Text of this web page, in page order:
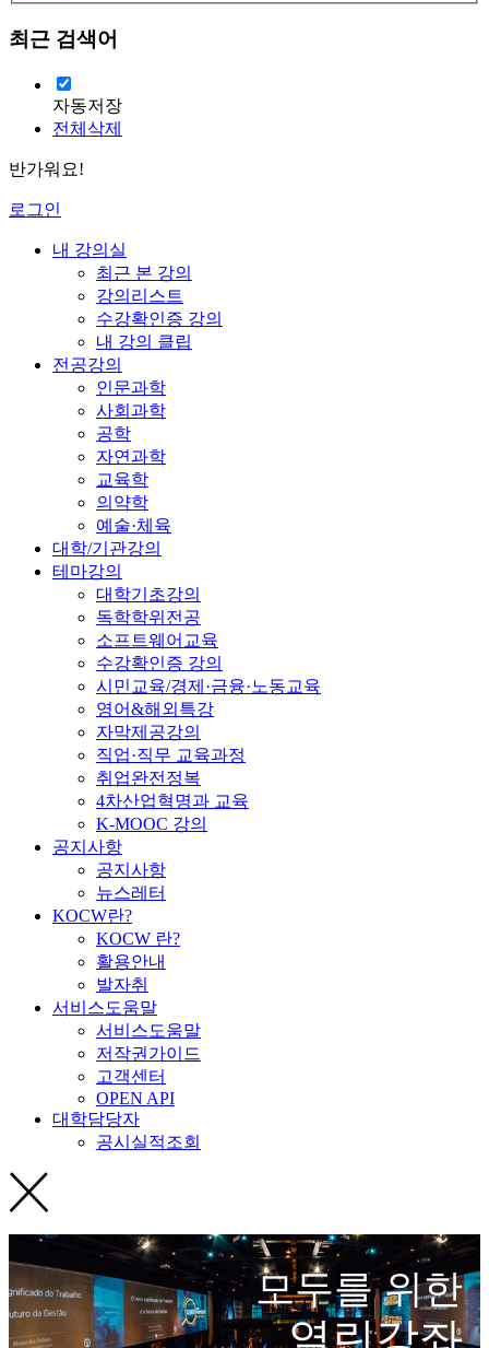
최근 검색어
자동저장
전체삭제
반가워요!
로그인
내 강의실
최근 본 강의
강의리스트
수강확인증 강의
내 강의 클립
전공강의
인문과학
사회과학
공학
자연과학
교육학
의약학
예술·체육
대학/기관강의
테마강의
대학기초강의
독학학위전공
소프트웨어교육
수강확인증 강의
시민교육/경제·금융·노동교육
영어&해외특강
자막제공강의
직업·직무 교육과정
취업완전정복
4차산업혁명과 교육
K-MOOC 강의
공지사항
공지사항
뉴스레터
KOCW란?
KOCW 란?
활용안내
발자취
서비스도움말
서비스도움말
저작권가이드
고객센터
OPEN API
대학담당자
공시실적조회
모두를 위한